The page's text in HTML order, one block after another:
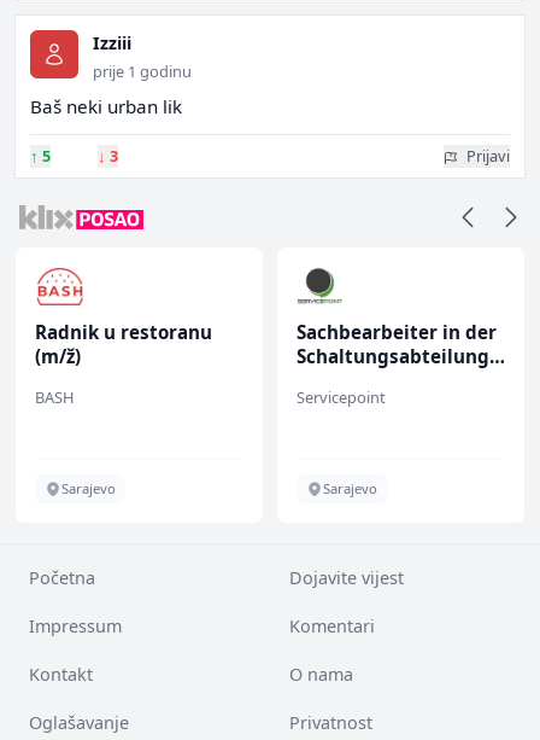
Izziii
prije 1 godinu
Baš neki urban lik
↑ 5 ↓ 3 Prijavi
Radnik u restoranu
(m/ž)
BASH
Sarajevo
Sachbearbeiter in der
Schaltungsabteilung
Servicepoint
Sarajevo
Početna Dojavite vijest
Impressum Komentari
Kontakt O nama
Oglašavanje Privatnost